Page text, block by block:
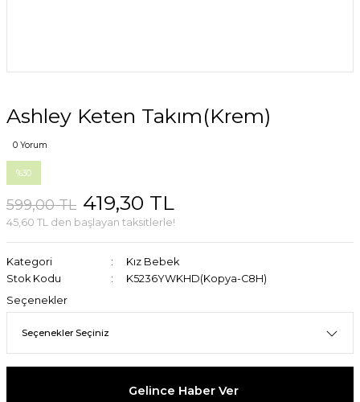
Ashley Keten Takım(Krem)
0 Yorum
%30
599,00 TL 419,30 TL
45,60 TL den başlayan taksitlerle!
Kategori
Kız Bebek
Stok Kodu
K5236YWKHD(Kopya-C8H)
Seçenekler
Gelince Haber Ver